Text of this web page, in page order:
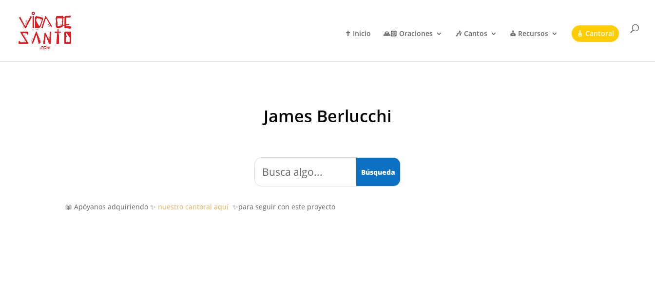
✝️ Inicio 🙏🏻 Oraciones 🎶 Cantos ⛪ Recursos 🎸 Cantoral
James Berlucchi
📖 Apóyanos adquiriendo ✨ nuestro cantoral aquí ✨para seguir con este proyecto